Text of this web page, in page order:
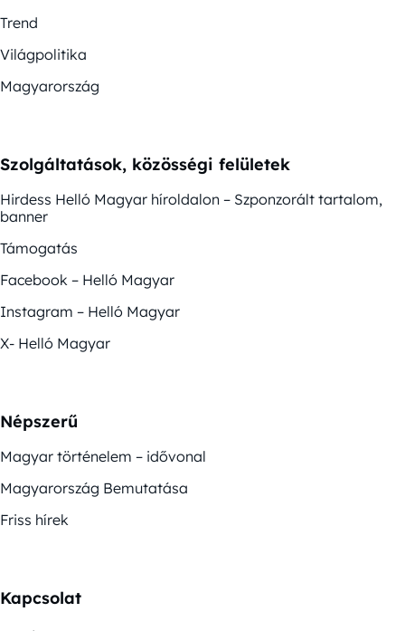
Trend
Világpolitika
Magyarország
Szolgáltatások, közösségi felületek
Hirdess Helló Magyar híroldalon – Szponzorált tartalom,
banner
Támogatás
Facebook – Helló Magyar
Instagram – Helló Magyar
X- Helló Magyar
Népszerű
Magyar történelem – idővonal
Magyarország Bemutatása
Friss hírek
Kapcsolat